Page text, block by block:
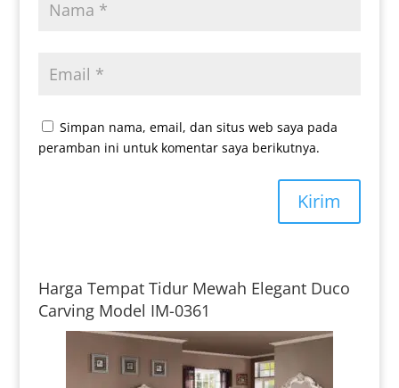
Simpan nama, email, dan situs web saya pada
peramban ini untuk komentar saya berikutnya.
Kirim
Harga Tempat Tidur Mewah Elegant Duco
Carving Model IM-0361